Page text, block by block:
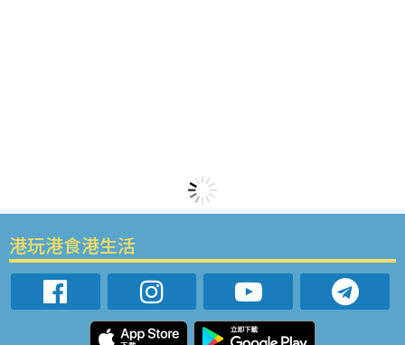
港玩港食港生活